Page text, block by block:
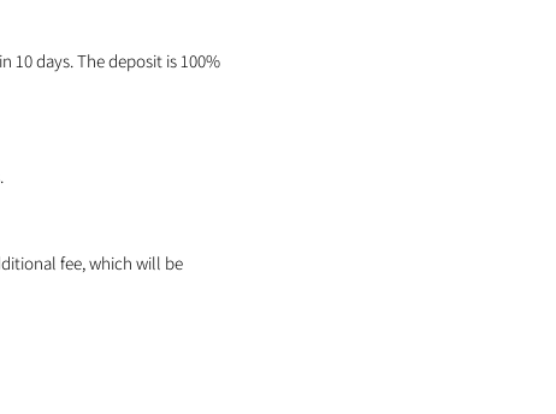
10 days. The deposit is 100%
fee, which will be